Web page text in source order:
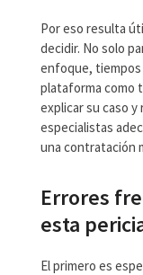
Por eso resulta
decidir. No solo
enfoque, tiempos
plataforma como
explicar su caso
especialistas
una contratación
Errores
esta
El primero es